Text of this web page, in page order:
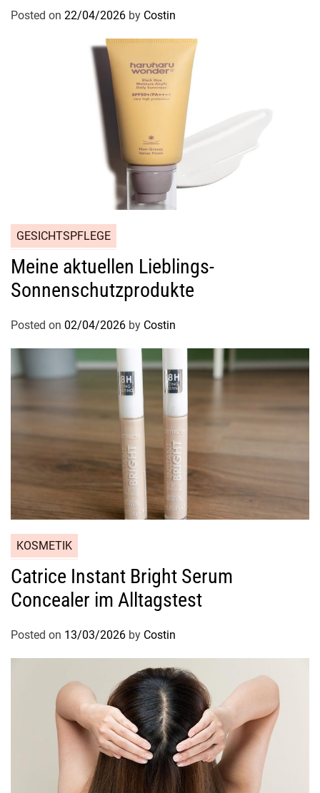
Posted on 22/04/2026 by Costin
GESICHTSPFLEGE
Meine aktuellen Lieblings-
Sonnenschutzprodukte
Posted on 02/04/2026 by Costin
KOSMETIK
Catrice Instant Bright Serum
Concealer im Alltagstest
Posted on 13/03/2026 by Costin